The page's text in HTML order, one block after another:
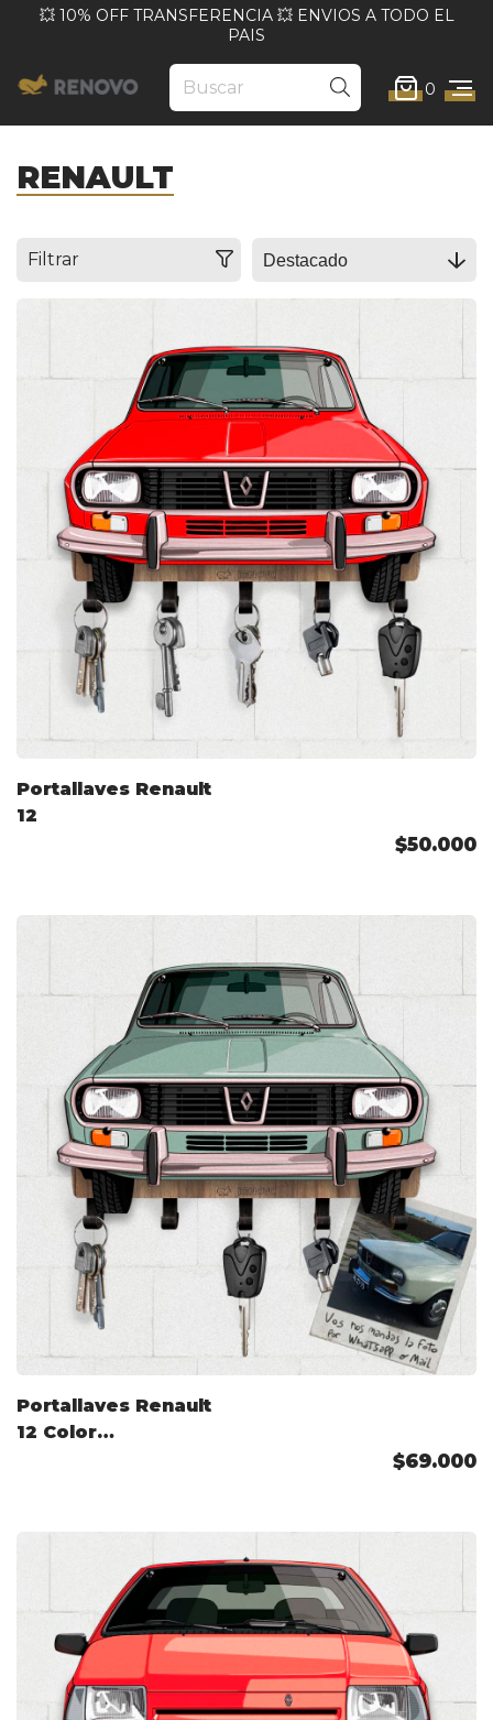
💥 10% OFF TRANSFERENCIA 💥 ENVIOS A TODO EL
PAIS
0
RENAULT
Filtrar
Portallaves Renault
12
$50.000
Portallaves Renault
12 Color
$69.000